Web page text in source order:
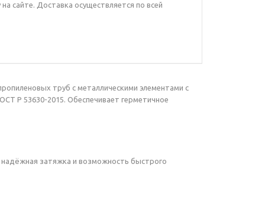
сайте. Доставка осуществляется по всей
труб с металлическими элементами с
Р 53630-2015. Обеспечивает герметичное
надёжная затяжка и возможность быстрого